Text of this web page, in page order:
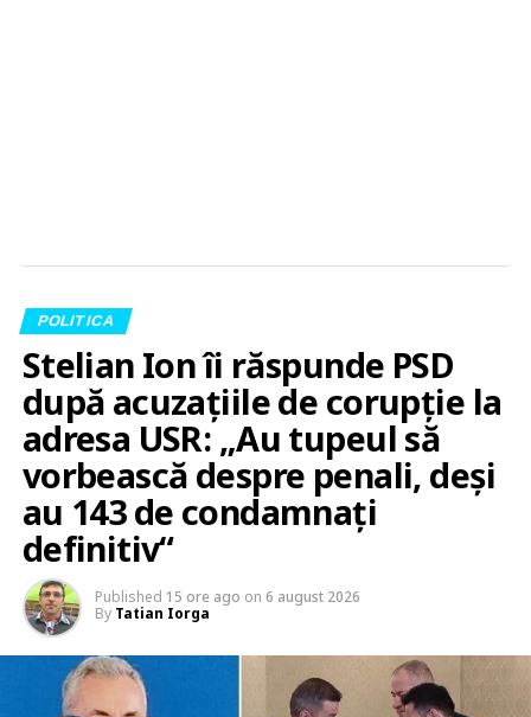
POLITICA
Stelian Ion îi răspunde PSD
după acuzațiile de corupție la
adresa USR: „Au tupeul să
vorbească despre penali, deși
au 143 de condamnați
definitiv“
Published 15 ore ago on 6 august 2026
By Tatian Iorga